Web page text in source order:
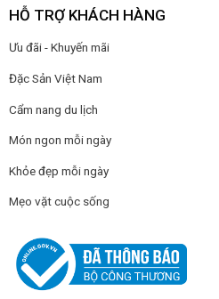
HỖ TRỢ KHÁCH HÀNG
Ưu đãi - Khuyến mãi
Đặc Sản Việt Nam
Cẩm nang du lịch
Món ngon mỗi ngày
Khỏe đẹp mỗi ngày
Mẹo vặt cuộc sống